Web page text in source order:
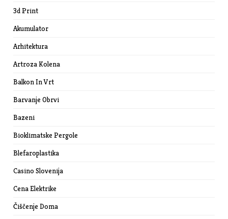
3d Print
Akumulator
Arhitektura
Artroza Kolena
Balkon In Vrt
Barvanje Obrvi
Bazeni
Bioklimatske Pergole
Blefaroplastika
Casino Slovenija
Cena Elektrike
Čiščenje Doma